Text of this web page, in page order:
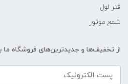
فنر لول
شمع موتور
از تخفیف‌ها و جدیدترین‌های فروشگاه ما